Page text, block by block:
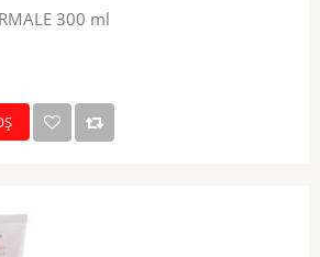
300 ml